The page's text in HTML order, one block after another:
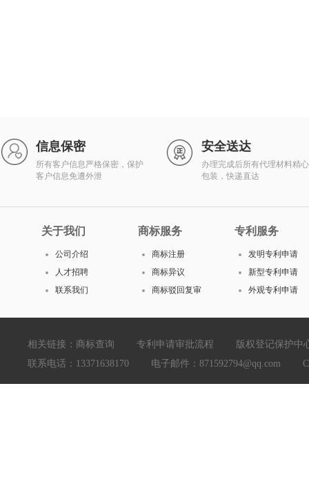
信息保密
所有客户信息严格保密，保护
客户信息免遭外泄
安全送达
办理完成后所有代理材料精心
包装，快递直达
关于我们
公司介绍
人才招聘
联系我们
商标服务
商标注册
商标异议
商标驳回复审
专利服务
发明专利申请
新型专利申请
外观专利申请
相关链接： 商标查询 专利申请审批流程
版权登记保护中
联系电话：13371638170 电子邮件：871592794@qq.com